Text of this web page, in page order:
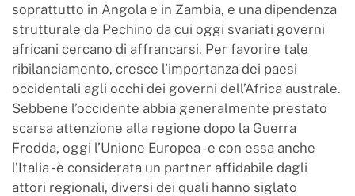
soprattutto in Angola e in Zambia, e una dipendenza
strutturale da Pechino da cui oggi svariati governi
africani cercano di affrancarsi. Per favorire tale
ribilanciamento, cresce l’importanza dei paesi
occidentali agli occhi dei governi dell’Africa australe.
Sebbene l’occidente abbia generalmente prestato
scarsa attenzione alla regione dopo la Guerra
Fredda, oggi l’Unione Europea - e con essa anche
l’Italia - è considerata un partner affidabile dagli
attori regionali, diversi dei quali hanno siglato